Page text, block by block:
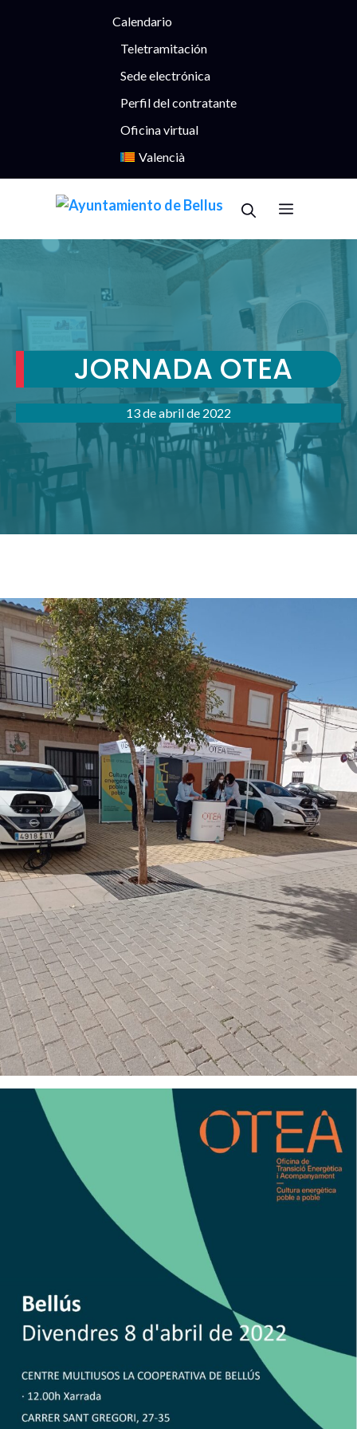
Calendario
Teletramitación
Sede electrónica
Perfil del contratante
Oficina virtual
Valencià
Menú
JORNADA OTEA
13 de abril de 2022